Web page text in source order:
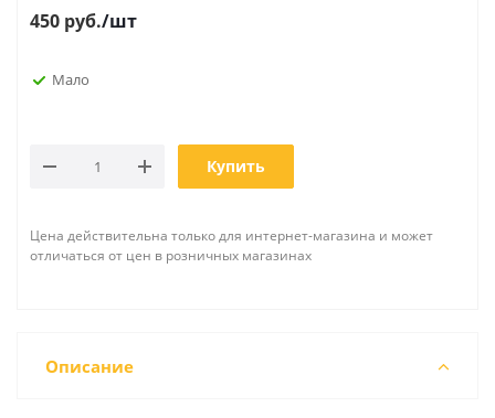
450 руб./шт
Мало
Купить
Цена действительна только для интернет-магазина и может
отличаться от цен в розничных магазинах
Описание